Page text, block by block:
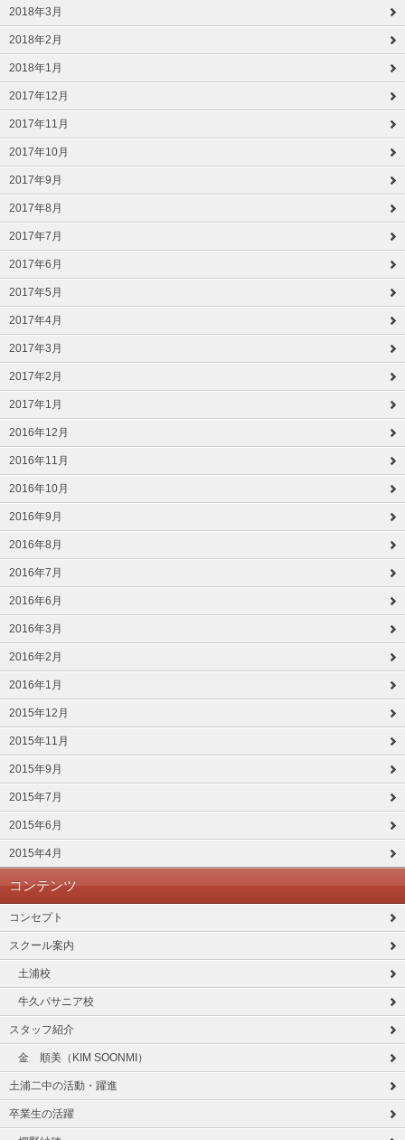
2018年3月
2018年2月
2018年1月
2017年12月
2017年11月
2017年10月
2017年9月
2017年8月
2017年7月
2017年6月
2017年5月
2017年4月
2017年3月
2017年2月
2017年1月
2016年12月
2016年11月
2016年10月
2016年9月
2016年8月
2016年7月
2016年6月
2016年3月
2016年2月
2016年1月
2015年12月
2015年11月
2015年9月
2015年7月
2015年6月
2015年4月
コンテンツ
コンセプト
スクール案内
土浦校
牛久パサニア校
スタッフ紹介
金 順美（KIM SOONMI）
土浦二中の活動・躍進
卒業生の活躍